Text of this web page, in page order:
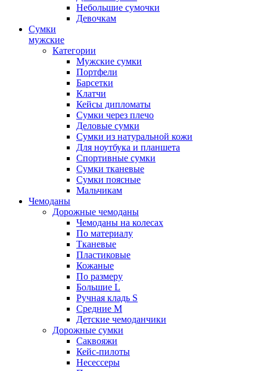
Небольшие сумочки
Девочкам
Сумки
мужские
Категории
Мужские сумки
Портфели
Барсетки
Клатчи
Кейсы дипломаты
Сумки через плечо
Деловые сумки
Сумки из натуральной кожи
Для ноутбука и планшета
Спортивные сумки
Сумки тканевые
Сумки поясные
Мальчикам
Чемоданы
Дорожные чемоданы
Чемоданы на колесах
По материалу
Тканевые
Пластиковые
Кожаные
По размеру
Большие L
Ручная кладь S
Средние M
Детские чемоданчики
Дорожные сумки
Саквояжи
Кейс-пилоты
Несессеры